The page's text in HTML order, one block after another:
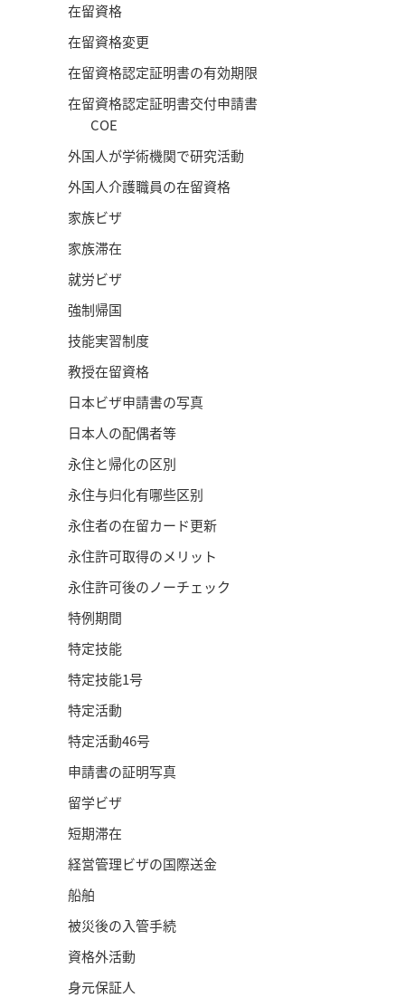
在留資格
在留資格変更
在留資格認定証明書の有効期限
在留資格認定証明書交付申請書
COE
外国人が学術機関で研究活動
外国人介護職員の在留資格
家族ビザ
家族滞在
就労ビザ
強制帰国
技能実習制度
教授在留資格
日本ビザ申請書の写真
日本人の配偶者等
永住と帰化の区別
永住与归化有哪些区别
永住者の在留カード更新
永住許可取得のメリット
永住許可後のノーチェック
特例期間
特定技能
特定技能1号
特定活動
特定活動46号
申請書の証明写真
留学ビザ
短期滞在
経営管理ビザの国際送金
船舶
被災後の入管手続
資格外活動
身元保証人